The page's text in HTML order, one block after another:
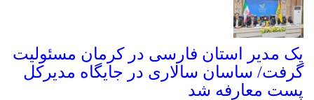
یک مدیر استان فارسی در کرمان مسئولیت
گرفت/ ساسان سالاری در جایگاه مدیرکل
پست معارفه شد